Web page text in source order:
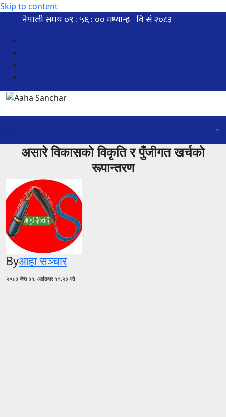
Skip to content
असारे विकासको विकृति र पुँजीगत खर्चको
रूपान्तरण
Byआहा सञ्चार
२०८३ जेष्ठ ३१, आईतवार ११:२३ गते